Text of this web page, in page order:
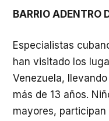
BARRIO ADENTRO
Especialistas
han visitado los
Venezuela,
más de 13 años.
mayores,